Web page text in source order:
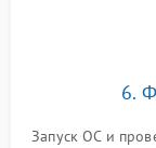
6.
Запуск ОС и